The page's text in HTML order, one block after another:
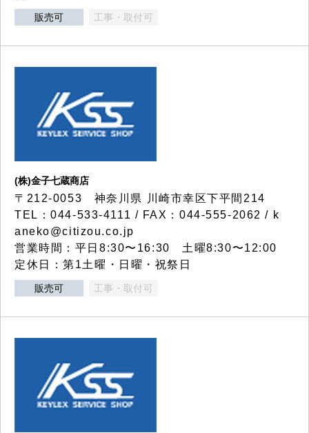
販売可 工事・取付可
(株)金子七蔵商店
〒212-0053 神奈川県 川崎市幸区下平間214
TEL：044-533-4111 / FAX：044-555-2062 / k
aneko@citizou.co.jp
営業時間：平日8:30〜16:30 土曜8:30〜12:00
定休日：第1土曜・日曜・祝祭日
販売可 工事・取付可